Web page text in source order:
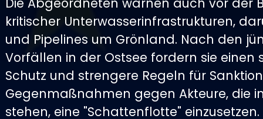
kritischer Unterwasserinfrastrukturen,
und Pipelines um Grönland. Nach den
Vorfällen in der Ostsee fordern sie einen
Schutz und strengere Regeln für
Gegenmaßnahmen gegen Akteure, die
stehen, eine "Schattenflotte" einzusetzen.